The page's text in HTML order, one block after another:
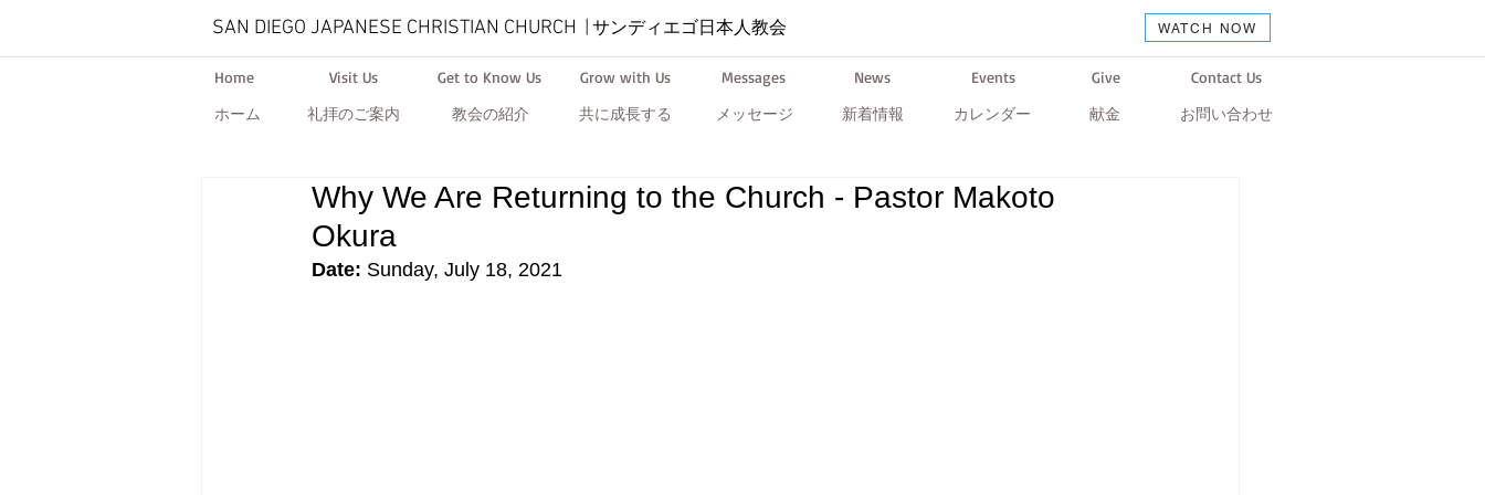
SAN DIEGO JAPANESE CHRISTIAN CHURCH サンディエゴ日本人教会 WATCH NOW
Home
ホーム
Visit Us
礼拝のご案内
Get to Know Us
教会の紹介
Grow with Us
共に成長する
Messages
メッセージ
News
新着情報
Events
カレンダー
Give
献金
Contact Us
お問い合わせ
Why We Are Returning to the Church - Pastor Makoto
Okura
Date: Sunday, July 18, 2021